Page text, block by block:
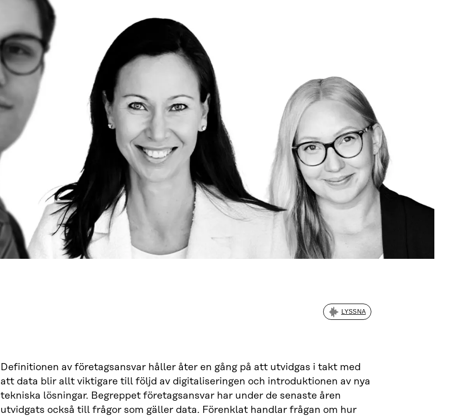
LYSSNA
Definitionen av företagsansvar håller åter en gång på att utvidgas i takt med
att data blir allt viktigare till följd av digitaliseringen och introduktionen av nya
tekniska lösningar. Begreppet företagsansvar har under de senaste åren
utvidgats också till frågor som gäller data. Förenklat handlar frågan om hur